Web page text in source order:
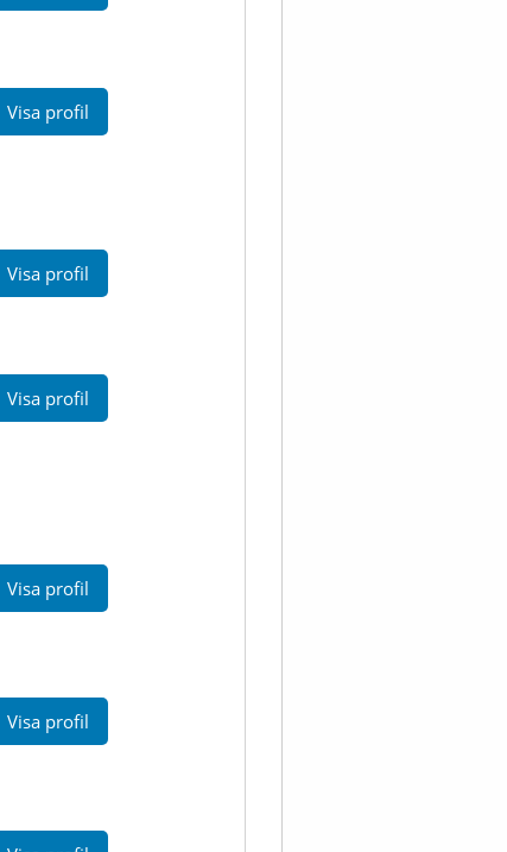
Visa profil
Visa profil
Visa profil
Visa profil
Visa profil